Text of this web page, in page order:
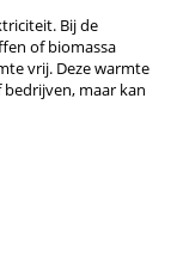
Bij de
of biomassa
vrij. Deze warmte
maar kan